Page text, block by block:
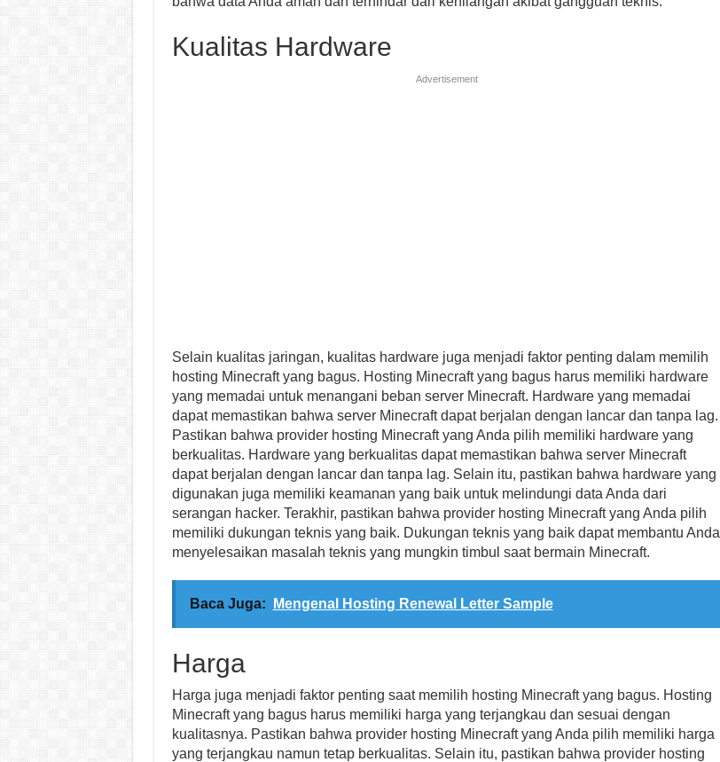
Kualitas Hardware
Advertisement
Selain kualitas jaringan, kualitas hardware juga menjadi faktor penting dalam memilih
hosting Minecraft yang bagus. Hosting Minecraft yang bagus harus memiliki hardware
yang memadai untuk menangani beban server Minecraft. Hardware yang memadai
dapat memastikan bahwa server Minecraft dapat berjalan dengan lancar dan tanpa lag.
Pastikan bahwa provider hosting Minecraft yang Anda pilih memiliki hardware yang
berkualitas. Hardware yang berkualitas dapat memastikan bahwa server Minecraft
dapat berjalan dengan lancar dan tanpa lag. Selain itu, pastikan bahwa hardware yang
digunakan juga memiliki keamanan yang baik untuk melindungi data Anda dari
serangan hacker. Terakhir, pastikan bahwa provider hosting Minecraft yang Anda pilih
memiliki dukungan teknis yang baik. Dukungan teknis yang baik dapat membantu Anda
menyelesaikan masalah teknis yang mungkin timbul saat bermain Minecraft.
Baca Juga: Mengenal Hosting Renewal Letter Sample
Harga
Harga juga menjadi faktor penting saat memilih hosting Minecraft yang bagus. Hosting
Minecraft yang bagus harus memiliki harga yang terjangkau dan sesuai dengan
kualitasnya. Pastikan bahwa provider hosting Minecraft yang Anda pilih memiliki harga
yang terjangkau namun tetap berkualitas. Selain itu, pastikan bahwa provider hosting